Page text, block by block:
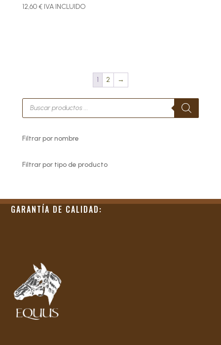
12,60€ IVA INCLUIDO
1 2 →
Búsqueda
productos
Filtrar por nombre
Filtrar por tipo de producto
GARANTÍA DE CALIDAD: